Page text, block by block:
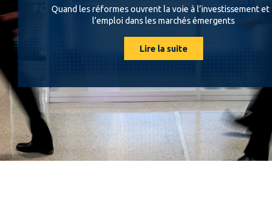
Quand les réformes ouvrent la voie à l’investissement et
l’emploi dans les marchés émergents
Lire la suite